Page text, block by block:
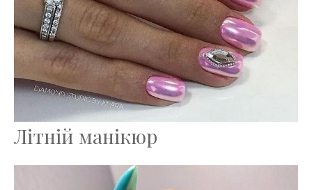
Літній манікюр